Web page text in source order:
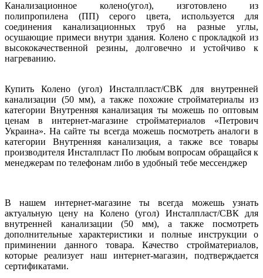
Канализационное колено(угол), изготовлено из
полипропилена (ПП) серого цвета, используется для
соединения канализационных труб на разные углы,
осушающие примеси внутри здания. Колено с прокладкой из
высококачественной резины, долговечно и устойчиво к
нагреванию.
Купить Колено (угол) Инсталпласт/СВК для внутренней
канализации (50 мм), а также похожие стройматериалы из
категории Внутренняя канализация ты можешь по оптовым
ценам в интернет-магазине стройматериалов «Петрович
Украина». На сайте ты всегда можешь посмотреть аналоги в
категории Внутренняя канализация, а также все товары
производителя Инсталпласт По любым вопросам обращайся к
менеджерам по телефонам либо в удобный тебе мессенджер
В нашем интернет-магазине ты всегда можешь узнать
актуальную цену на Колено (угол) Инсталпласт/СВК для
внутренней канализации (50 мм), а также посмотреть
дополнительные характеристики и полные инструкции о
приминении данного товара. Качество стройматериалов,
которые реализует наш интернет-магазин, подтверждается
сертификатами.